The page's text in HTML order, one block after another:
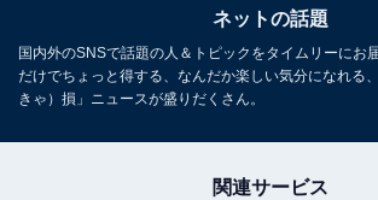
ネットの話題
国内外のSNSで話題の人＆トピックをタイムリーにお
だけでちょっと得する、なんだか楽しい気分になれる
きゃ）損」ニュースが盛りだくさん。
関連サービス